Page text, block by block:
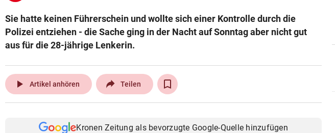
Sie hatte keinen Führerschein und wollte sich einer Kontrolle durch die
Polizei entziehen - die Sache ging in der Nacht auf Sonntag aber nicht gut
aus für die 28-jährige Lenkerin.
play_arrow Artikel anhören Teilen
Kronen Zeitung als bevorzugte Google-Quelle hinzufügen